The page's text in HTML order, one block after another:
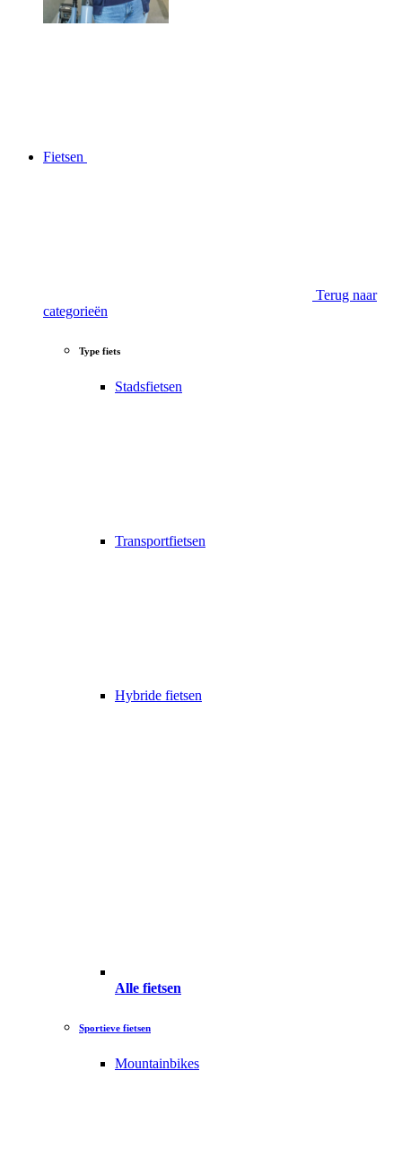
Fietsen
Terug naar
categorieën
Type fiets
Stadsfietsen
Transportfietsen
Hybride fietsen
Alle fietsen
Sportieve fietsen
Mountainbikes